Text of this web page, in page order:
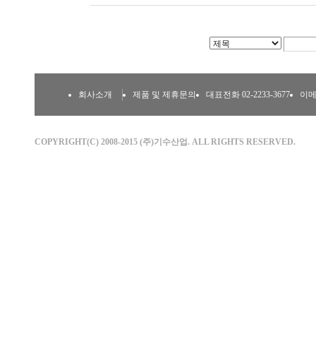
회사소개 제품 및 제휴문의 대표전화 02-2233-3677 이
COPYRIGHT(C) 2008-2015 (주)기수산업. ALL RIGHTS RESERVED.